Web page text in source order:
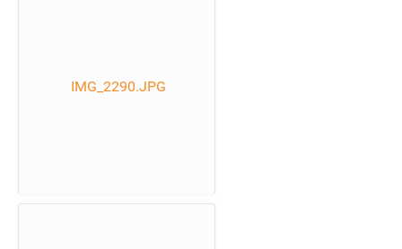
IMG_2290.JPG